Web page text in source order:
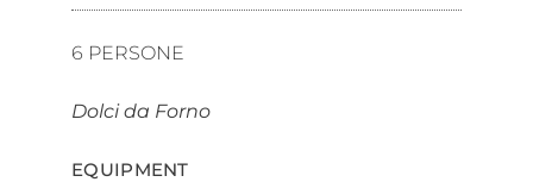
6 PERSONE
Dolci da Forno
EQUIPMENT